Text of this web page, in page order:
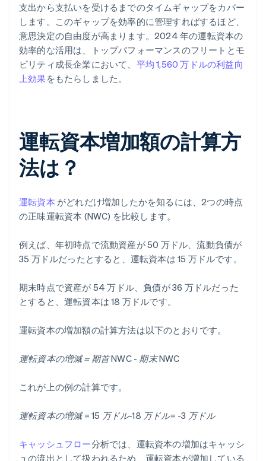
支出から支払いを受けるまでのタイムギャップをカバー
します。このギャップを効率的に管理すればするほど、
意思決定の自由度が高まります。2024 年の運転資本の
効率的な活用は、トップパフォーマンスのフリートとモ
ビリティ成長企業において、 平均 1,560 万ドルの利益向
上効果をもたらしました。
運転資本増加額の計算方
法は？
運転資本 がどれだけ増加したかを知るには、2つの時点
の正味運転資本 (NWC) を比較します。
例えば、年初時点で流動資産が 50 万ドル、流動負債が
35 万ドルだったとすると、運転資本は 15 万ドルです。
期末時点で資産が 54 万ドル、負債が 36 万ドルだった
とすると、運転資本は 18 万ドルです。
運転資本の増加額の計算方法は以下のとおりです。
運転資本の増減＝期首 NWC - 期末 NWC
これが上の例の計算です。
運転資本の増減 = 15 万ドル-18 万ドル= -3 万ドル
キャッシュフロー分析では、運転資本の増加はキャッシ
ュの流出として扱われるため、運転資本が増加している